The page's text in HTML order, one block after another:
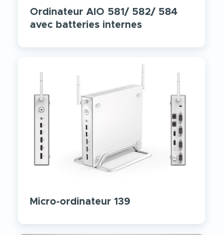
Ordinateur AIO 581/ 582/ 584
avec batteries internes
Micro-ordinateur 139